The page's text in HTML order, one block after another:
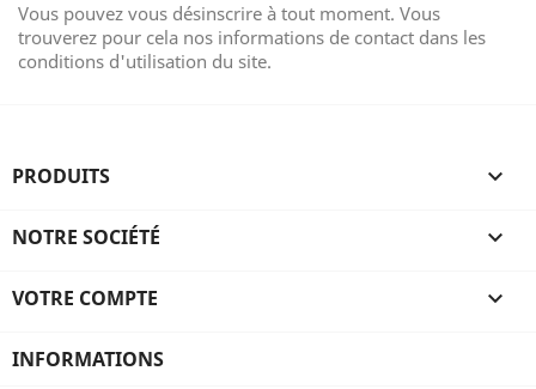
Vous pouvez vous désinscrire à tout moment. Vous
trouverez pour cela nos informations de contact dans les
conditions d'utilisation du site.
PRODUITS 
NOTRE SOCIÉTÉ 
VOTRE COMPTE 
INFORMATIONS